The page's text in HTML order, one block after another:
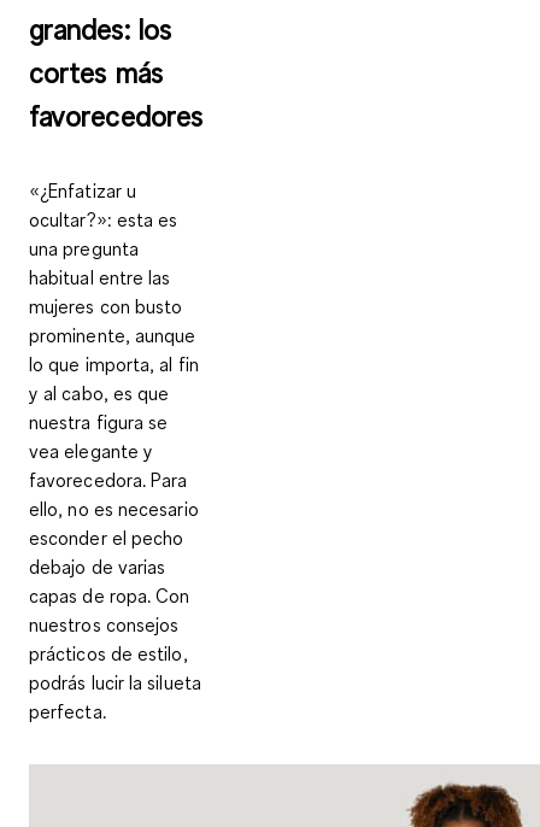
grandes: los
cortes más
favorecedores
«¿Enfatizar u
ocultar?»: esta es
una pregunta
habitual entre las
mujeres con busto
prominente, aunque
lo que importa, al fin
y al cabo, es que
nuestra figura se
vea elegante y
favorecedora. Para
ello, no es necesario
esconder el pecho
debajo de varias
capas de ropa. Con
nuestros consejos
prácticos de estilo,
podrás lucir la silueta
perfecta.